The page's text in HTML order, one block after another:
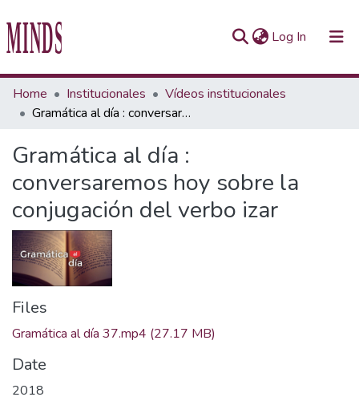
Log In (current)
Communities & Collections
All of Repository UTEC
Statistics
Home Institucionales
Vídeos institucionales
Gramática al día : conversaremos hoy sobre la conjugación del verbo izar
Gramática al día :
conversaremos hoy sobre la
conjugación del verbo izar
Files
Gramática al día 37.mp4 (27.17 MB)
Date
2018